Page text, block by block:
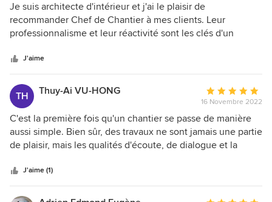
5
étoiles
Je suis architecte d'intérieur et j'ai le plaisir de
recommander Chef de Chantier à mes clients. Leur
professionnalisme et leur réactivité sont les clés d'un
chantier, les équipes vont suivre le projet pour assurer une
finition exemplaire. Les délais respectés, le budget client et
la qualité des travaux sont au rendez-vous avec Chef de
Chantier.
J'aime
TH Thuy-Ai VU-HONG
Note
moyenne
:
5
étoiles
16 Novembre 2022
C'est la première fois qu'un chantier se passe de manière
aussi simple. Bien sûr, des travaux ne sont jamais une partie
de plaisir, mais les qualités d'écoute, de dialogue et la
BENETH, ainsi que la rigueur du chef de chantier, m'ont
permis de vivre ces travaux de la manière la plus sereine
possible. Les échanges ont été réguliers, les devis sont
J'aime (1)